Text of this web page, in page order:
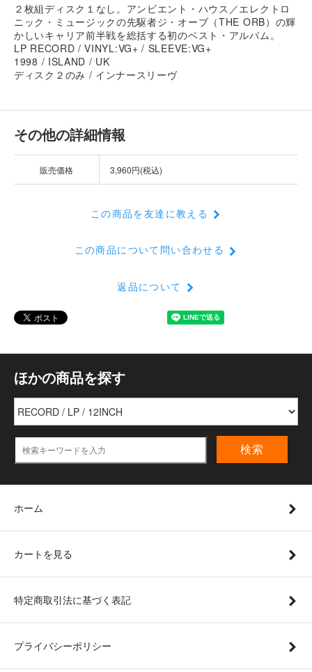
２枚組ディスク１なし。アンビエント・ハウス／エレクトロ
ニック・ミュージックの先駆者ジ・オーブ（THE ORB）の輝
かしいキャリア前半戦を総括する初のベスト・アルバム。
LP RECORD / VINYL:VG+ / SLEEVE:VG+
1998 / ISLAND / UK
ディスク２のみ / インナースリーヴ
その他の詳細情報
販売価格 3,960円(税込)
この商品を友達に教える
この商品について問い合わせる
返品について
ほかの商品を探す
検索
ホーム
カートを見る
特定商取引法に基づく表記
プライバシーポリシー